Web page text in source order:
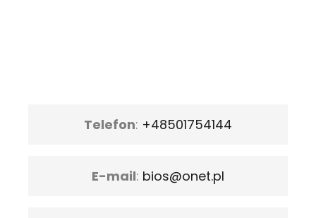
Telefon: +48501754144
E-mail: bios@onet.pl